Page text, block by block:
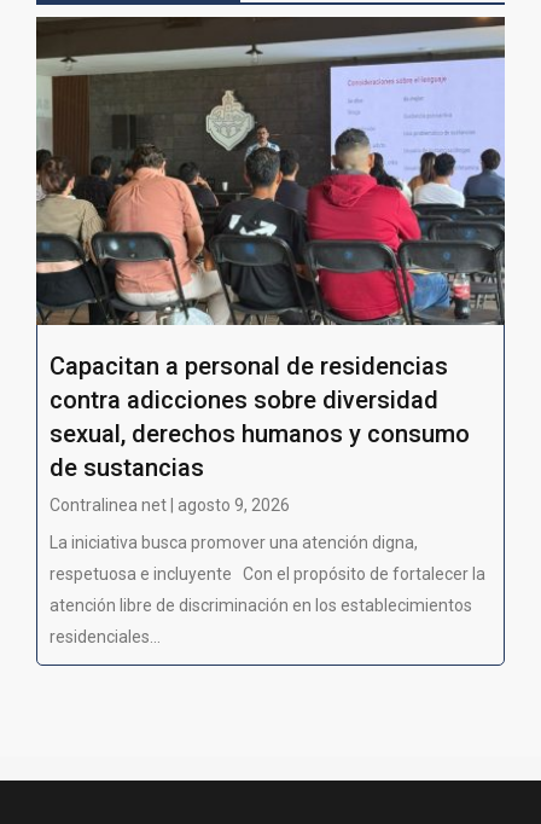
Capacitan a personal de residencias
contra adicciones sobre diversidad
sexual, derechos humanos y consumo
de sustancias
Contralinea net | agosto 9, 2026
La iniciativa busca promover una atención digna,
respetuosa e incluyente Con el propósito de fortalecer la
atención libre de discriminación en los establecimientos
residenciales...